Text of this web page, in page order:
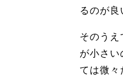
るのが良
そのうえ
が小さい
ては微々